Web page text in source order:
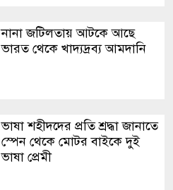
নানা জটিলতায় আটকে আছে
ভারত থেকে খাদ্যদ্রব্য আমদানি
ভাষা শহীদদের প্রতি শ্রদ্ধা জানাতে
স্পেন থেকে মোটর বাইকে দুই
ভাষা প্রেমী